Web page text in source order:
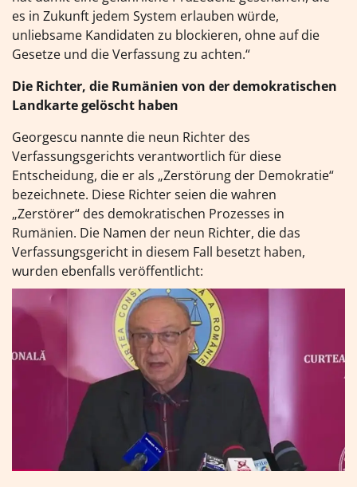
es in Zukunft jedem System erlauben würde,
unliebsame Kandidaten zu blockieren, ohne auf die
Gesetze und die Verfassung zu achten.“
Die Richter, die Rumänien von der demokratischen
Landkarte gelöscht haben
Georgescu nannte die neun Richter des
Verfassungsgerichts verantwortlich für diese
Entscheidung, die er als „Zerstörung der Demokratie“
bezeichnete. Diese Richter seien die wahren
„Zerstörer“ des demokratischen Prozesses in
Rumänien. Die Namen der neun Richter, die das
Verfassungsgericht in diesem Fall besetzt haben,
wurden ebenfalls veröffentlicht: